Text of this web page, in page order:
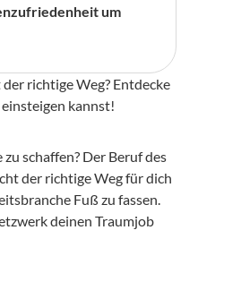
um
richtige Weg? Entdecke
kannst!
schaffen? Der Beruf des
der richtige Weg für dich
Fuß zu fassen.
deinen Traumjob